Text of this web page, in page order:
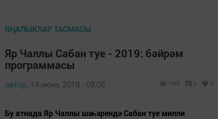
ЯҢАЛЫКЛАР ТАСМАСЫ
Яр Чаллы Сабан туе - 2019: бәйрәм
программасы
автор, 14 июнь 2019 - 09:08 1060 0 0
Бу атнада Яр Чаллы шәһәрендә Сабан туе милли